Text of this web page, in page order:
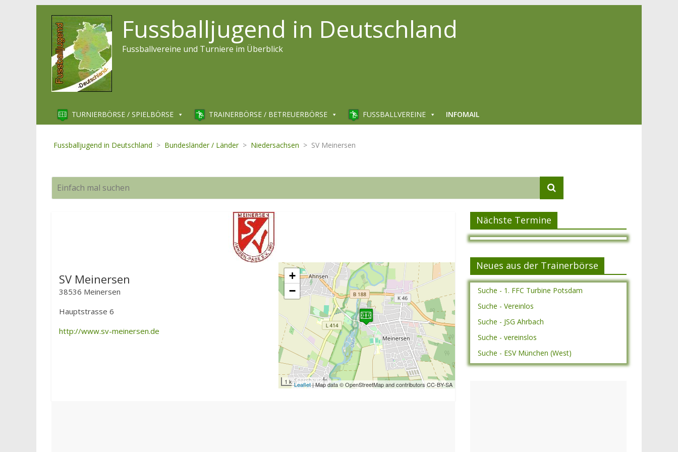
Fussballjugend in Deutschland
Fussballvereine und Turniere im Überblick
TURNIERBÖRSE / SPIELBÖRSE TRAINERBÖRSE / BETREUERBÖRSE FUSSBALLVEREINE INFOMAIL
Fussballjugend in Deutschland > Bundesländer / Länder > Niedersachsen > SV Meinersen
+
−
1 kmLeaflet| Map data © OpenStreetMap and contributors CC-BY-SA
SV Meinersen
38536 Meinersen
Hauptstrasse 6
http://www.sv-meinersen.de
Nächste Termine
Neues aus der Trainerbörse
Suche - 1. FFC Turbine Potsdam
Suche - Vereinlos
Suche - JSG Ahrbach
Suche - vereinslos
Suche - ESV München (West)